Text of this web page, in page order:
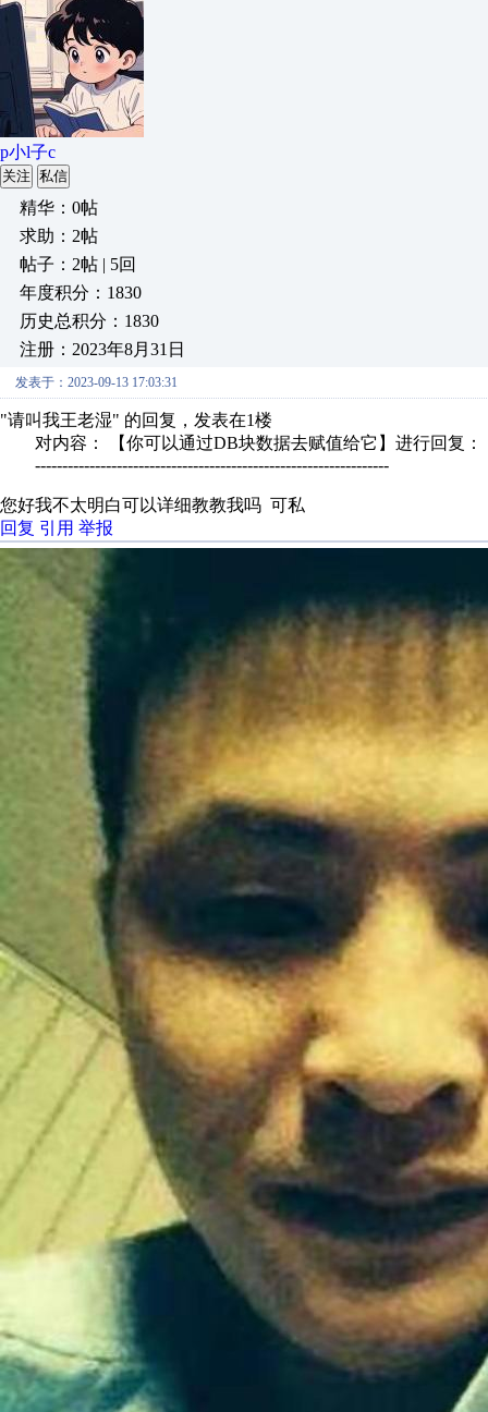
p小l子c
关注 私信
精华：0帖
求助：2帖
帖子：2帖 | 5回
年度积分：1830
历史总积分：1830
注册：2023年8月31日
发表于：2023-09-13 17:03:31
"请叫我王老湿" 的回复，发表在1楼
对内容： 【你可以通过DB块数据去赋值给它】进行回复：
-----------------------------------------------------------------
您好我不太明白可以详细教教我吗 可私
回复 引用 举报